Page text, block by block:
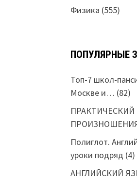
Физика (555)
ПОПУЛЯРНЫЕ
Топ-7 школ-
Москве и… (82)
ПРАКТИЧЕСКИЙ
Полиглот.
уроки подряд (4)
АНГЛИЙСКИЙ